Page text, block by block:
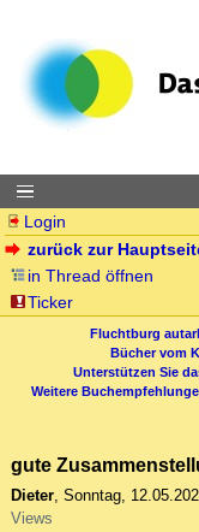
Login
zurück zur
in Thread öffnen
Ticker
Fluchtburg
Bücher vom
Unterstützen Sie
Weitere
gute
Dieter, Sonntag,
Views